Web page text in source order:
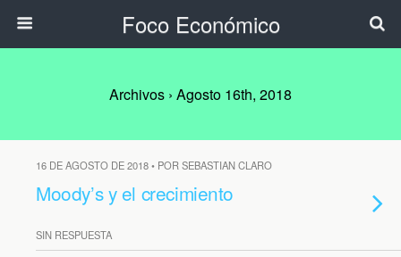
Foco Económico
Archivos › Agosto 16th, 2018
16 DE AGOSTO DE 2018 • POR SEBASTIAN CLARO
Moody’s y el crecimiento
SIN RESPUESTA